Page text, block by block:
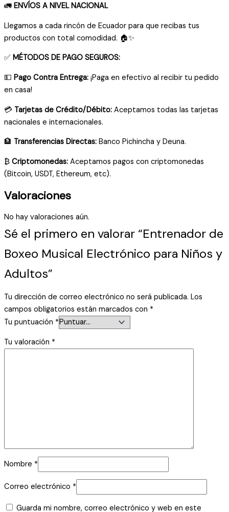
🚛 ENVÍOS A NIVEL NACIONAL
Llegamos a cada rincón de Ecuador para que recibas tus
productos con total comodidad. 🏠✨
✅ MÉTODOS DE PAGO SEGUROS:
💵 Pago Contra Entrega: ¡Paga en efectivo al recibir tu pedido
en casa!
💳 Tarjetas de Crédito/Débito: Aceptamos todas las tarjetas
nacionales e internacionales.
🏦 Transferencias Directas: Banco Pichincha y Deuna.
₿ Criptomonedas: Aceptamos pagos con criptomonedas
(Bitcoin, USDT, Ethereum, etc).
Valoraciones
No hay valoraciones aún.
Sé el primero en valorar “Entrenador de
Boxeo Musical Electrónico para Niños y
Adultos”
Tu dirección de correo electrónico no será publicada. Los
campos obligatorios están marcados con *
Tu puntuación *
Tu valoración *
Nombre *
Correo electrónico *
Guarda mi nombre, correo electrónico y web en este